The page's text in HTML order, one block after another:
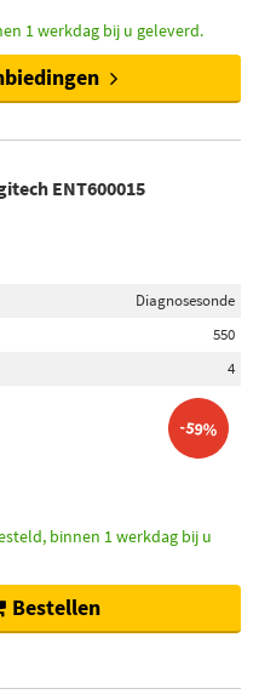
1 werkdag bij u geleverd.
ENT600015
Diagnosesonde
550
4
-59%
binnen 1 werkdag bij u
Bestellen